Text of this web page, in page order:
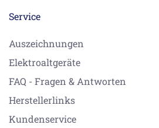
Service
Auszeichnungen
Elektroaltgeräte
FAQ - Fragen & Antworten
Herstellerlinks
Kundenservice